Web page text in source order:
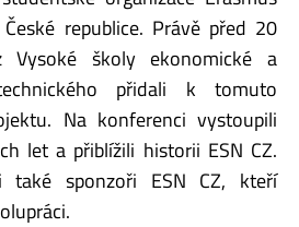
republice. Právě před 20
školy ekonomické a
přidali k tomuto
Na konferenci vystoupili
let a přiblížili historii ESN CZ.
také sponzoři ESN CZ, kteří